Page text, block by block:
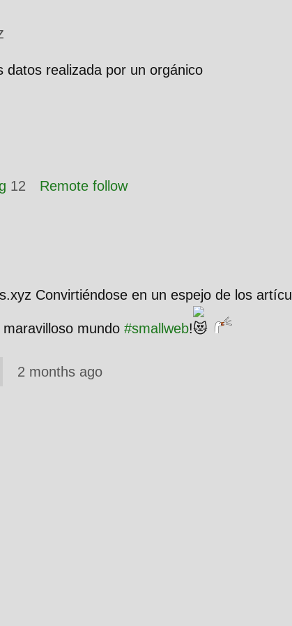
datos realizada por un orgánico
12 Remote follow
Convirtiéndose en un espejo de los
mundo #smallweb!
2 months ago